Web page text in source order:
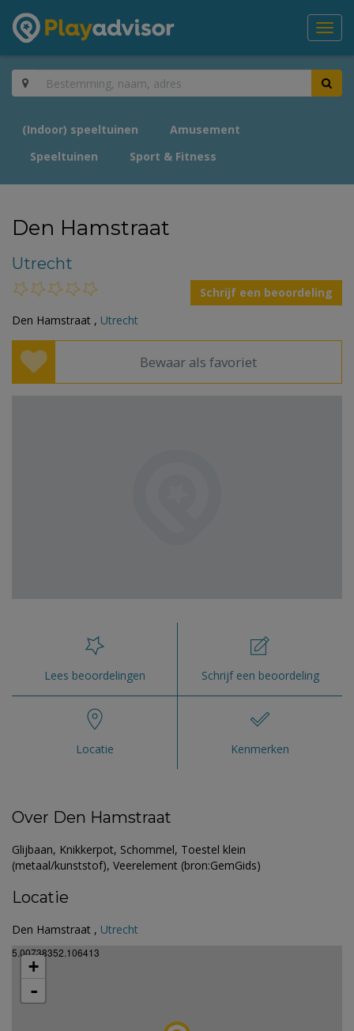
(Indoor) speeltuinen
Amusement
Speeltuinen
Sport & Fitness
Den Hamstraat
Utrecht
Schrijf een beoordeling
Den Hamstraat , Utrecht
Bewaar als favoriet
Lees beoordelingen Schrijf een beoordeling
Locatie Kenmerken
Over Den Hamstraat
Glijbaan, Knikkerpot, Schommel, Toestel klein
(metaal/kunststof), Veerelement (bron:GemGids)
Locatie
Den Hamstraat , Utrecht
5.00738352.106413
+
-